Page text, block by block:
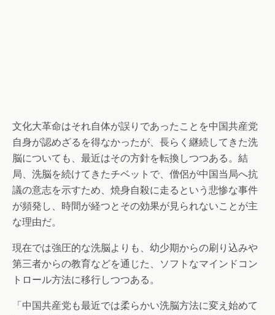
文化大革命はそれ自体が誤りであったことを中国共産党
自身が認めざるを得なかったが、長らく継続してきた洗
脳についても、最近はその方針を転換しつつある。結
局、洗脳を続けてきたチベットで、僧侶が中国当局へ抗
議の意志を示すため、焼身自殺に走るという悲惨な事件
が頻発し、時間が経つとその効果が見られないことが主
な理由だ。
現在では強圧的な洗脳よりも、幼少期からの刷り込みや
第三者からの教育などを通じた、ソフトなマインドコン
トロール方法に移行しつつある。
「中国共産党も最近では柔らかい洗脳方法に変え始めて